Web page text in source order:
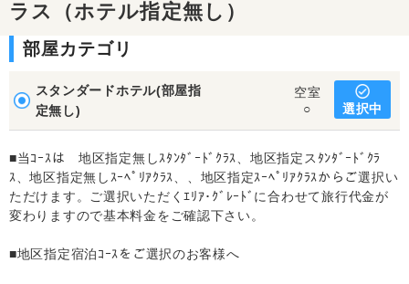
ラス（ホテル指定無し）
部屋カテゴリ
スタンダードホテル(部屋指
定無し)
空室
○
選択中
■当ｺｰｽは 地区指定無しｽﾀﾝﾀﾞｰﾄﾞｸﾗｽ、地区指定スﾀﾝﾀﾞｰﾄﾞｸﾗ
ｽ、地区指定無しｽｰﾍﾟﾘｱｸﾗｽ、、地区指定ｽｰﾍﾟﾘｱｸﾗｽからご選択い
ただけます。ご選択いただくｴﾘｱ･ｸﾞﾚｰﾄﾞに合わせて旅行代金が
変わりますので基本料金をご確認下さい。
■地区指定宿泊ｺｰｽをご選択のお客様へ